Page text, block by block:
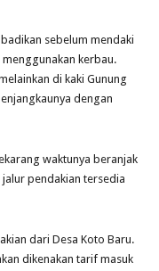
sebelum mendaki
kerbau.
di kaki Gunung
dengan
waktunya beranjak
pendakian tersedia
dari Desa Koto Baru.
dikenakan tarif masuk